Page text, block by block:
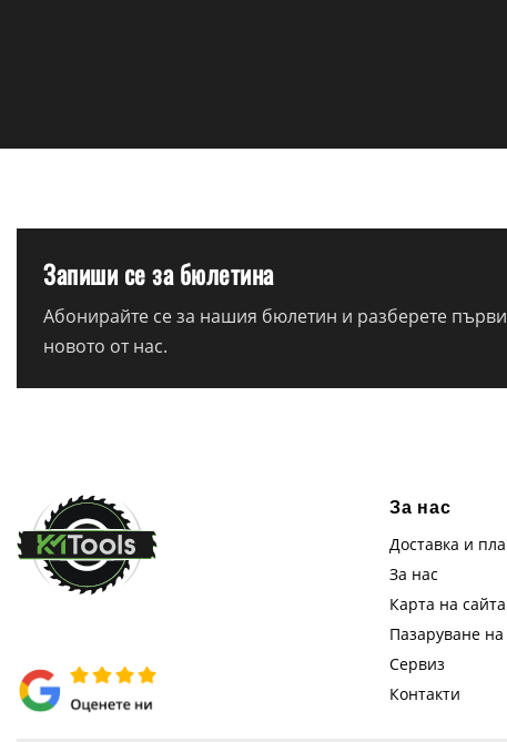
Запиши се за бюлетина
Абонирайте се за нашия бюлетин и разберете
новото от нас.
За нас
Доставка и
За нас
Карта на сайта
Пазаруване
Сервиз
Контакти